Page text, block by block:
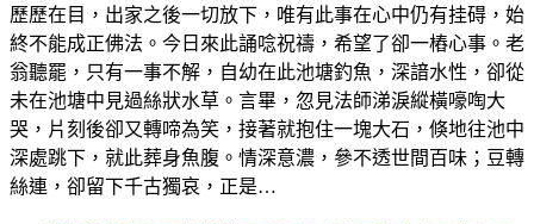
歷歷在目，出家之後一切放下，唯有此事在心中仍有挂碍，始
終不能成正佛法。今日來此誦唸祝禱，希望了卻一樁心事。老
翁聽罷，只有一事不解，自幼在此池塘釣魚，深諳水性，卻從
未在池塘中見過絲狀水草。言畢，忽見法師涕淚縱橫嚎啕大
哭，片刻後卻又轉啼為笑，接著就抱住一塊大石，倏地往池中
深處跳下，就此葬身魚腹。情深意濃，參不透世間百味；豆轉
絲連，卻留下千古獨哀，正是…